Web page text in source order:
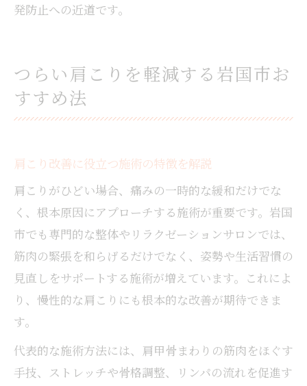
発防止への近道です。
つらい肩こりを軽減する岩国市お
すすめ法
肩こり改善に役立つ施術の特徴を解説
肩こりがひどい場合、痛みの一時的な緩和だけでな
く、根本原因にアプローチする施術が重要です。岩国
市でも専門的な整体やリラクゼーションサロンでは、
筋肉の緊張を和らげるだけでなく、姿勢や生活習慣の
見直しをサポートする施術が増えています。これによ
り、慢性的な肩こりにも根本的な改善が期待できま
す。
代表的な施術方法には、肩甲骨まわりの筋肉をほぐす
手技、ストレッチや骨格調整、リンパの流れを促進す